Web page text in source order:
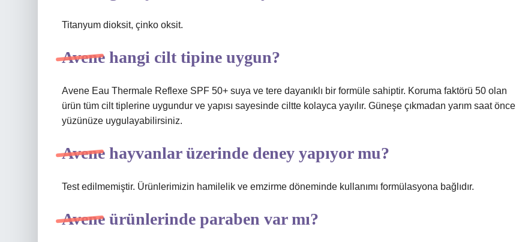
Titanyum dioksit, çinko oksit.
Avene hangi cilt tipine uygun?
Avene Eau Thermale Reflexe SPF 50+ suya ve tere dayanıklı bir formüle sahiptir. Koruma faktörü 50 olan
ürün tüm cilt tiplerine uygundur ve yapısı sayesinde ciltte kolayca yayılır. Güneşe çıkmadan yarım saat önce
yüzünüze uygulayabilirsiniz.
Avene hayvanlar üzerinde deney yapıyor mu?
Test edilmemiştir. Ürünlerimizin hamilelik ve emzirme döneminde kullanımı formülasyona bağlıdır.
Avene ürünlerinde paraben var mı?